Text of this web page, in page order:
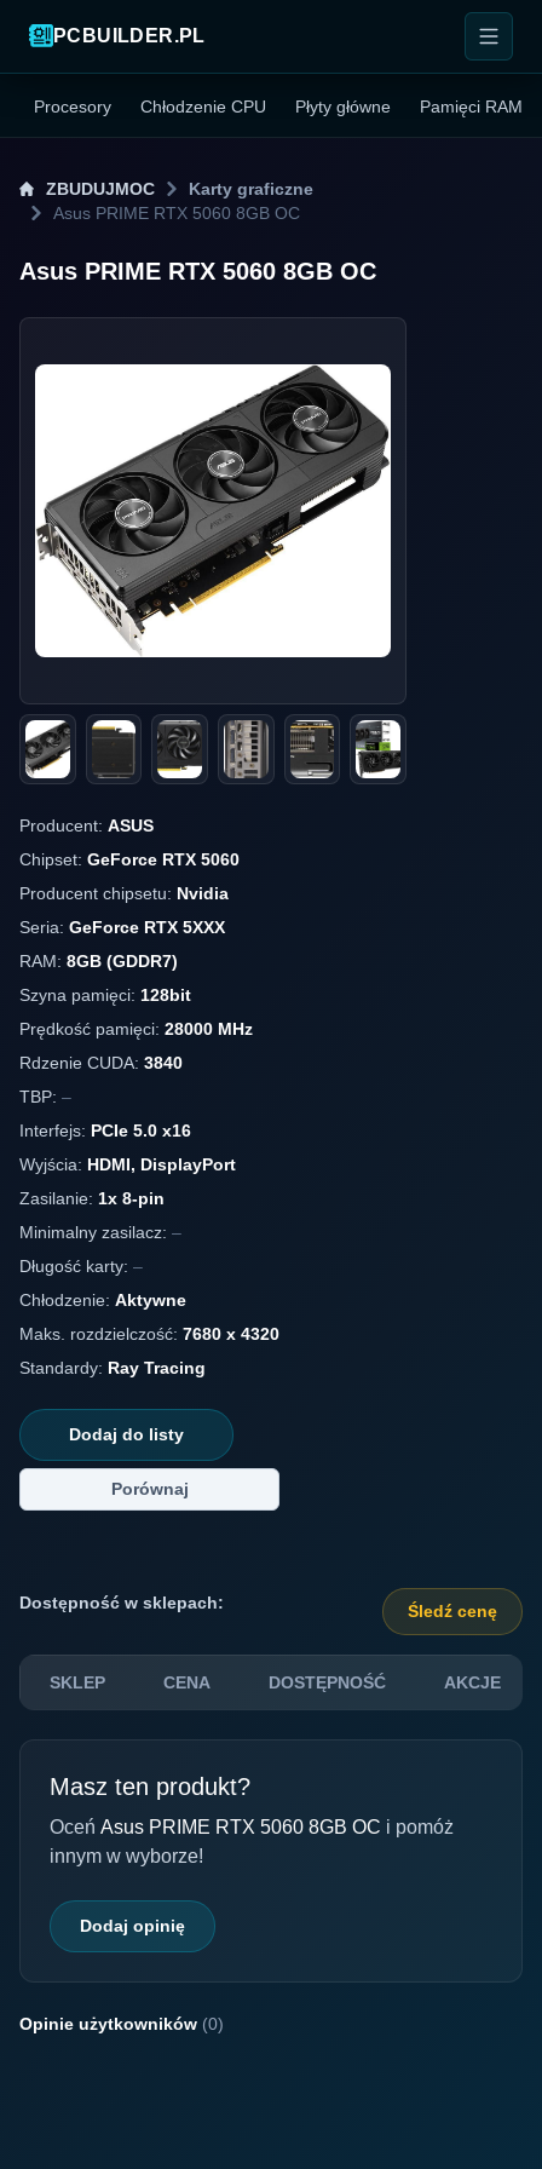
PCBUILDER.PL
Procesory Chłodzenie CPU Płyty główne Pamięci RAM
ZBUDUJMOC
Karty graficzne
Asus PRIME RTX 5060 8GB OC
Asus PRIME RTX 5060 8GB OC
Producent: ASUS
Chipset: GeForce RTX 5060
Producent chipsetu: Nvidia
Seria: GeForce RTX 5XXX
RAM: 8GB (GDDR7)
Szyna pamięci: 128bit
Prędkość pamięci: 28000 MHz
Rdzenie CUDA: 3840
TBP: –
Interfejs: PCIe 5.0 x16
Wyjścia: HDMI, DisplayPort
Zasilanie: 1x 8-pin
Minimalny zasilacz: –
Długość karty: –
Chłodzenie: Aktywne
Maks. rozdzielczość: 7680 x 4320
Standardy: Ray Tracing
Dodaj do listy
Porównaj
Dostępność w sklepach: Śledź cenę
SKLEP CENA DOSTĘPNOŚĆ AKCJE
Masz ten produkt?
Oceń Asus PRIME RTX 5060 8GB OC i pomóż
innym w wyborze!
Dodaj opinię
Opinie użytkowników (0)